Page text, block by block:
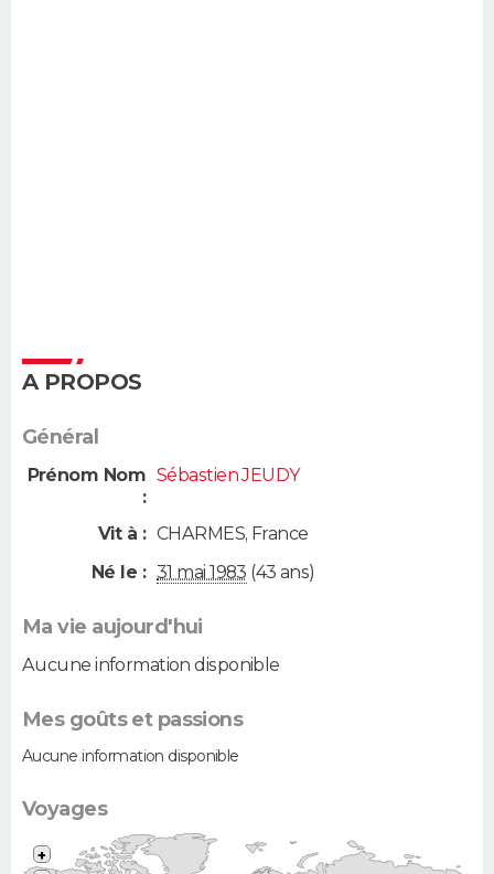
A PROPOS
Général
Prénom Nom
:
Sébastien JEUDY
Vit à : CHARMES, France
Né le : 31 mai 1983 (43 ans)
Ma vie aujourd'hui
Aucune information disponible
Mes goûts et passions
Aucune information disponible
Voyages
+